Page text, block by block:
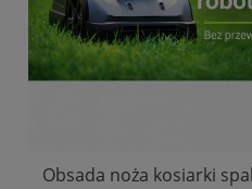
Obsada noża kosiarki